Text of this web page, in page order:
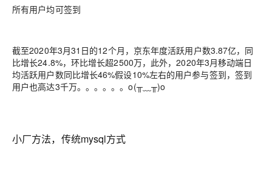
所有用户均可签到
截至2020年3月31日的12个月，京东年度活跃用户数3.87亿，同
比增长24.8%，环比增长超2500万，此外，2020年3月移动端日
均活跃用户数同比增长46%假设10%左右的用户参与签到，签到
用户也高达3千万。。。。。。o(╥﹏╥)o
小厂方法，传统mysql方式